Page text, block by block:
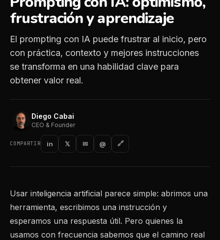
frustración y aprendizaje
El prompting con IA puede frustrar al inicio, pero
con práctica, contexto y mejores instrucciones
se transforma en una habilidad clave para
obtener valor real.
Diego Cabai
CEO & Founder
COMPARTIR in 𝕏 ✉ @ 🔗
Usar inteligencia artificial parece simple: abrimos una
herramienta, escribimos una instrucción y
esperamos una respuesta útil. Pero quienes la
usamos con frecuencia sabemos que el camino real